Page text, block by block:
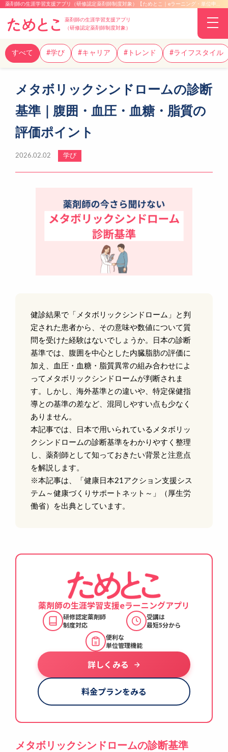
薬剤師の生涯学習支援アプリ（研修認定薬剤師制度対象）【ためとこ｜eラーニング・単位申請】
薬剤師の生涯学習支援アプリ
（研修認定薬剤師制度対象）
すべて #学び #キャリア #トレンド #ライフスタイル
メタボリックシンドロームの診断
基準｜腹囲・血圧・血糖・脂質の
評価ポイント
2026.02.02 学び
健診結果で「メタボリックシンドローム」と判
定された患者から、その意味や数値について質
問を受けた経験はないでしょうか。日本の診断
基準では、腹囲を中心とした内臓脂肪の評価に
加え、血圧・血糖・脂質異常の組み合わせによ
ってメタボリックシンドロームが判断されま
す。しかし、海外基準との違いや、特定保健指
導との基準の差など、混同しやすい点も少なく
ありません。
本記事では、日本で用いられているメタボリッ
クシンドロームの診断基準をわかりやすく整理
し、薬剤師として知っておきたい背景と注意点
を解説します。
※本記事は、「健康日本21アクション支援シス
テム～健康づくりサポートネット～」（厚生労
働省）を出典としています。
薬剤師の生涯学習支援eラーニングアプリ
研修認定薬剤師
制度対応
受講は
最短5分から
便利な
単位管理機能
詳しくみる
料金プランをみる
メタボリックシンドロームの診断基準